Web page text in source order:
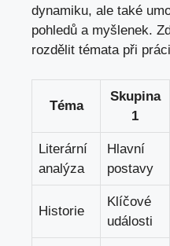
dynamiku, ale také
pohledů a myšlenek.
rozdělit témata při
Téma
Skupina
1
Literární
analýza
Hlavní
postavy
Historie
Klíčové
události